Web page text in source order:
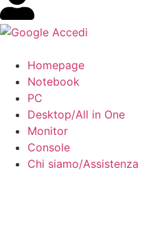
Accedi
Homepage
Notebook
PC
Desktop/All in One
Monitor
Console
Chi siamo/Assistenza